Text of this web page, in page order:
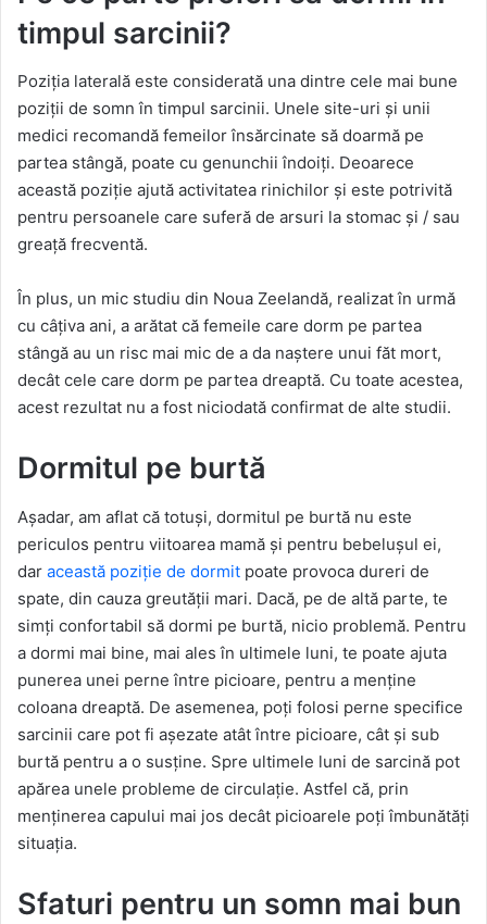
timpul sarcinii?
Poziția laterală este considerată una dintre cele mai bune
poziții de somn în timpul sarcinii. Unele site-uri și unii
medici recomandă femeilor însărcinate să doarmă pe
partea stângă, poate cu genunchii îndoiți. Deoarece
această poziție ajută activitatea rinichilor și este potrivită
pentru persoanele care suferă de arsuri la stomac și / sau
greață frecventă.
În plus, un mic studiu din Noua Zeelandă, realizat în urmă
cu câțiva ani, a arătat că femeile care dorm pe partea
stângă au un risc mai mic de a da naștere unui făt mort,
decât cele care dorm pe partea dreaptă. Cu toate acestea,
acest rezultat nu a fost niciodată confirmat de alte studii.
Dormitul pe burtă
Așadar, am aflat că totuși, dormitul pe burtă nu este
periculos pentru viitoarea mamă și pentru bebelușul ei,
dar această poziție de dormit poate provoca dureri de
spate, din cauza greutății mari. Dacă, pe de altă parte, te
simți confortabil să dormi pe burtă, nicio problemă. Pentru
a dormi mai bine, mai ales în ultimele luni, te poate ajuta
punerea unei perne între picioare, pentru a menține
coloana dreaptă. De asemenea, poți folosi perne specifice
sarcinii care pot fi așezate atât între picioare, cât și sub
burtă pentru a o susține. Spre ultimele luni de sarcină pot
apărea unele probleme de circulație. Astfel că, prin
menținerea capului mai jos decât picioarele poți îmbunătăți
situația.
Sfaturi pentru un somn mai bun